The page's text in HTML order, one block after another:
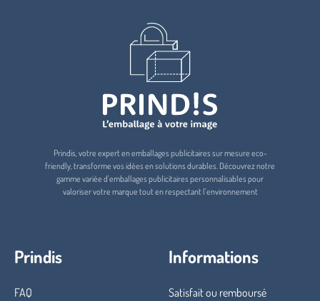
Prindis, votre expert en emballages publicitaires sur mesure eco-
friendly, transforme vos idées en solutions durables. Découvrez notre
gamme variée d'emballages publicitaires personnalisables pour
valoriser votre marque tout en respectant l'environnement
Prindis
FAQ
Informations
Satisfait ou remboursé